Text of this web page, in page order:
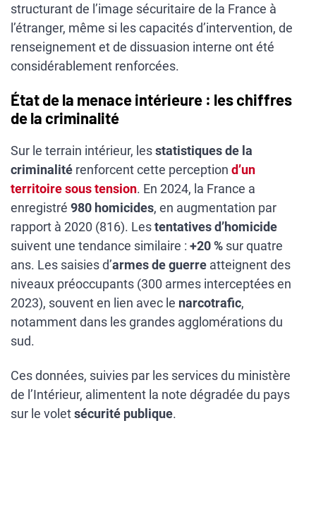
structurant de l’image sécuritaire de la France à
l’étranger, même si les capacités d’intervention, de
renseignement et de dissuasion interne ont été
considérablement renforcées.
État de la menace intérieure : les chiffres
de la criminalité
Sur le terrain intérieur, lesstatistiques de la
criminalité renforcent cette perception d’un
territoire sous tension. En 2024, la France a
enregistré 980 homicides, en augmentation par
rapport à 2020 (816). Lestentatives d’homicide
suivent une tendance similaire : +20 % sur quatre
ans. Les saisies d’armes de guerre atteignent des
niveaux préoccupants (300 armes interceptées en
2023), souvent en lien avec le narcotrafic,
notamment dans les grandes agglomérations du
sud.
Ces données, suivies par les services du ministère
de l’Intérieur, alimentent la note dégradée du pays
sur le voletsécurité publique.